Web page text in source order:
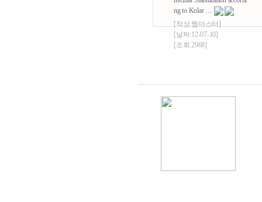
ng to Kolar …
[작성:웹마스터]
[날짜:12-07-10]
[조회:2968]